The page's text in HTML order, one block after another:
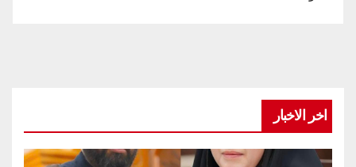
اخر الاخبار